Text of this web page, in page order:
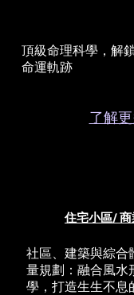
頂級命理科學，解
命運軌跡
了解
住宅小區/ 商
社區、建築與綜合
量規劃：融合風水
學，打造生生不息